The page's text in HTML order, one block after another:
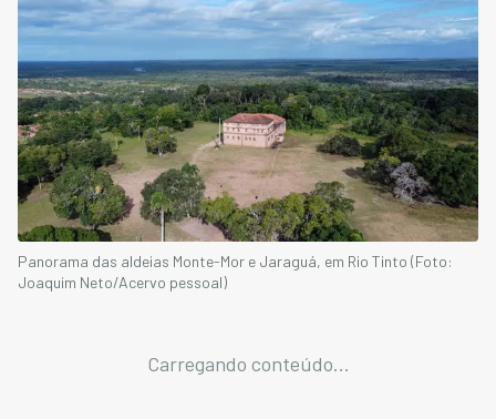
Panorama das aldeias Monte-Mor e Jaraguá, em Rio Tinto (Foto:
Joaquim Neto/Acervo pessoal)
Carregando conteúdo...